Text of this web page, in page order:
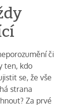
či
ten, kdo
se, že vše
strana
Za prvé